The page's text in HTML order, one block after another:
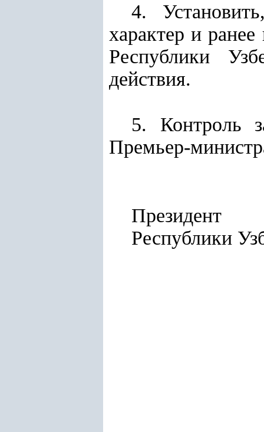
4.
характер и
Республики
действия.
5. Контроль
Премьер-
Президент